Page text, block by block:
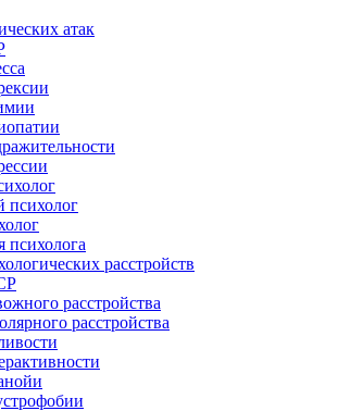
атак
психолог
психолога
расстройств
расстройства
расстройства